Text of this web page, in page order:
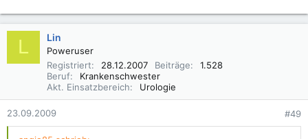
L Lin
Poweruser
Registriert
28.12.2007 Beiträge
1.528
Beruf
Krankenschwester
Akt. Einsatzbereich
Urologie
23.09.2009 #49